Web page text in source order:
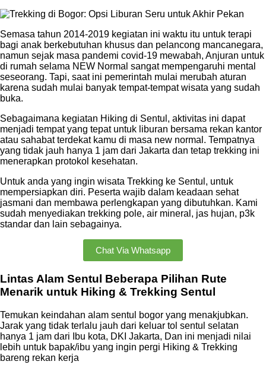
Semasa tahun 2014-2019 kegiatan ini waktu itu untuk terapi
bagi anak berkebutuhan khusus dan pelancong mancanegara,
namun sejak masa pandemi covid-19 mewabah, Anjuran untuk
di rumah selama NEW Normal sangat mempengaruhi mental
seseorang. Tapi, saat ini pemerintah mulai merubah aturan
karena sudah mulai banyak tempat-tempat wisata yang sudah
buka.
Sebagaimana kegiatan Hiking di Sentul, aktivitas ini dapat
menjadi tempat yang tepat untuk liburan bersama rekan kantor
atau sahabat terdekat kamu di masa new normal. Tempatnya
yang tidak jauh hanya 1 jam dari Jakarta dan tetap trekking ini
menerapkan protokol kesehatan.
Untuk anda yang ingin wisata Trekking ke Sentul, untuk
mempersiapkan diri. Peserta wajib dalam keadaan sehat
jasmani dan membawa perlengkapan yang dibutuhkan. Kami
sudah menyediakan trekking pole, air mineral, jas hujan, p3k
standar dan lain sebagainya.
Chat Via Whatsapp
Lintas Alam Sentul Beberapa Pilihan Rute
Menarik untuk Hiking & Trekking Sentul
Temukan keindahan alam sentul bogor yang menakjubkan.
Jarak yang tidak terlalu jauh dari keluar tol sentul selatan
hanya 1 jam dari Ibu kota, DKI Jakarta, Dan ini menjadi nilai
lebih untuk bapak/ibu yang ingin pergi Hiking & Trekking
bareng rekan kerja